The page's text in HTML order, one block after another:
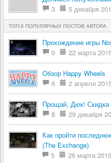
3
5 декабря
ТОП-5 ПОПУЛЯРНЫХ ПОСТОВ АВТОРА
Прохождение игры
0
22 марта
Обзор Happy Wheels
6
2 апреля
Прощай, Дюк! Скидка
8
29 декабря
Как пройти
(The Exchange)
5
26 марта